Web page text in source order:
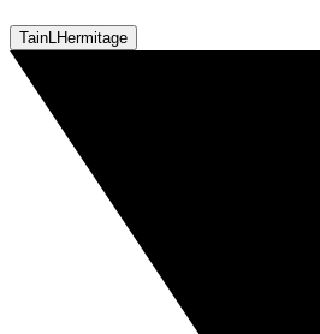
TainLHermitage